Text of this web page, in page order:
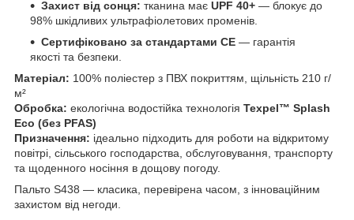
Захист від сонця: тканина має UPF 40+ — блокує до
98% шкідливих ультрафіолетових променів.
Сертифіковано за стандартами CE — гарантія
якості та безпеки.
Матеріал: 100% поліестер з ПВХ покриттям, щільність 210 г/
м²
Обробка: екологічна водостійка технологія Texpel™ Splash
Eco (без PFAS)
Призначення: ідеально підходить для роботи на відкритому
повітрі, сільського господарства, обслуговування, транспорту
та щоденного носіння в дощову погоду.
Пальто S438 — класика, перевірена часом, з інноваційним
захистом від негоди.